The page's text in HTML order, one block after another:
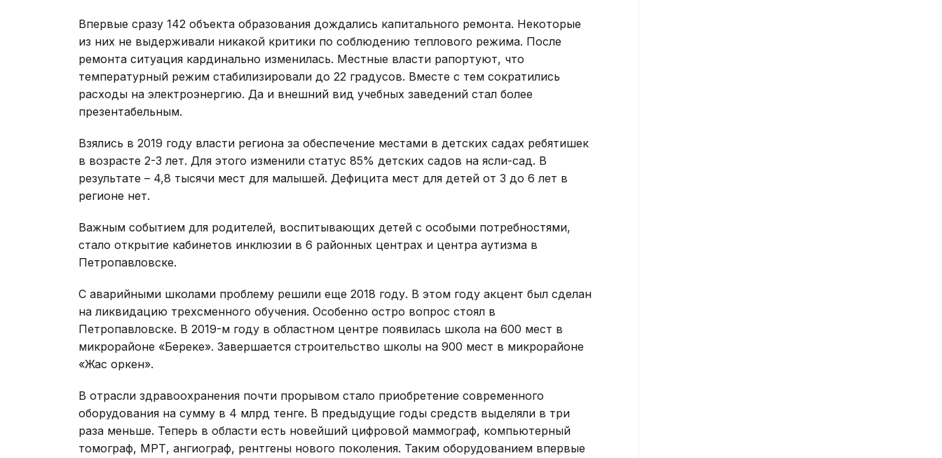
Впервые сразу 142 объекта образования дождались капитального ремонта. Некоторые
из них не выдерживали никакой критики по соблюдению теплового режима. После
ремонта ситуация кардинально изменилась. Местные власти рапортуют, что
температурный режим стабилизировали до 22 градусов. Вместе с тем сократились
расходы на электроэнергию. Да и внешний вид учебных заведений стал более
презентабельным.
Взялись в 2019 году власти региона за обеспечение местами в детских садах ребятишек
в возрасте 2-3 лет. Для этого изменили статус 85% детских садов на ясли-сад. В
результате – 4,8 тысячи мест для малышей. Дефицита мест для детей от 3 до 6 лет в
регионе нет.
Важным событием для родителей, воспитывающих детей с особыми потребностями,
стало открытие кабинетов инклюзии в 6 районных центрах и центра аутизма в
Петропавловске.
С аварийными школами проблему решили еще 2018 году. В этом году акцент был сделан
на ликвидацию трехсменного обучения. Особенно остро вопрос стоял в
Петропавловске. В 2019-м году в областном центре появилась школа на 600 мест в
микрорайоне «Береке». Завершается строительство школы на 900 мест в микрорайоне
«Жас оркен».
В отрасли здравоохранения почти прорывом стало приобретение современного
оборудования на сумму в 4 млрд тенге. В предыдущие годы средств выделяли в три
раза меньше. Теперь в области есть новейший цифровой маммограф, компьютерный
томограф, МРТ, ангиограф, рентгены нового поколения. Таким оборудованием впервые